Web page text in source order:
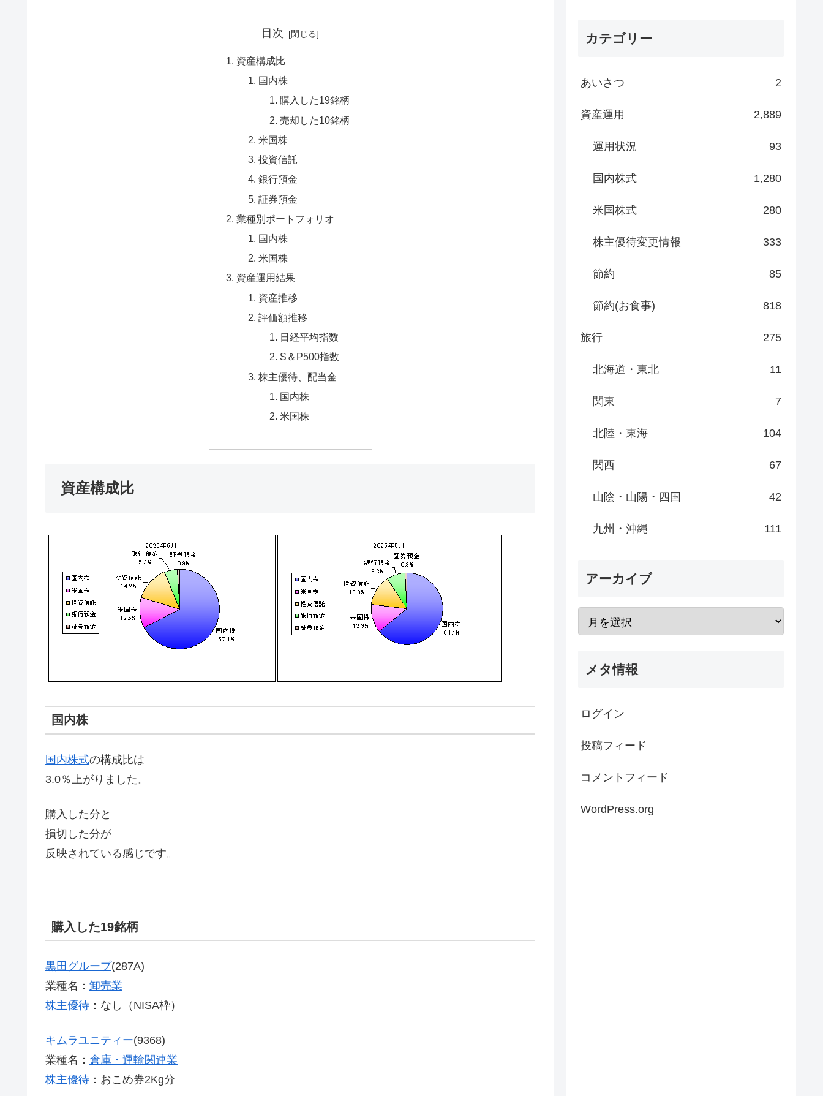
目次
資産構成比
国内株
購入した19銘柄
売却した10銘柄
米国株
投資信託
銀行預金
証券預金
業種別ポートフォリオ
国内株
米国株
資産運用結果
資産推移
評価額推移
日経平均指数
S＆P500指数
株主優待、配当金
国内株
米国株
資産構成比
国内株
国内株式の構成比は
3.0％上がりました。
購入した分と
損切した分が
反映されている感じです。
購入した19銘柄
黒田グループ(287A)
業種名： 卸売業
株主優待 ：なし（NISA枠）
キムラユニティー(9368)
業種名： 倉庫・運輸関連業
株主優待 ：おこめ券2Kg分
カテゴリー
あいさつ 2
資産運用 2,889
運用状況 93
国内株式 1,280
米国株式 280
株主優待変更情報 333
節約 85
節約(お食事) 818
旅行 275
北海道・東北 11
関東 7
北陸・東海 104
関西 67
山陰・山陽・四国 42
九州・沖縄 111
アーカイブ
メタ情報
ログイン
投稿フィード
コメントフィード
WordPress.org